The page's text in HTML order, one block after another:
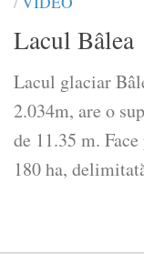
Lacul Bâlea
Lacul glaciar
2.034m, are o
de 11.35 m.
180 ha,